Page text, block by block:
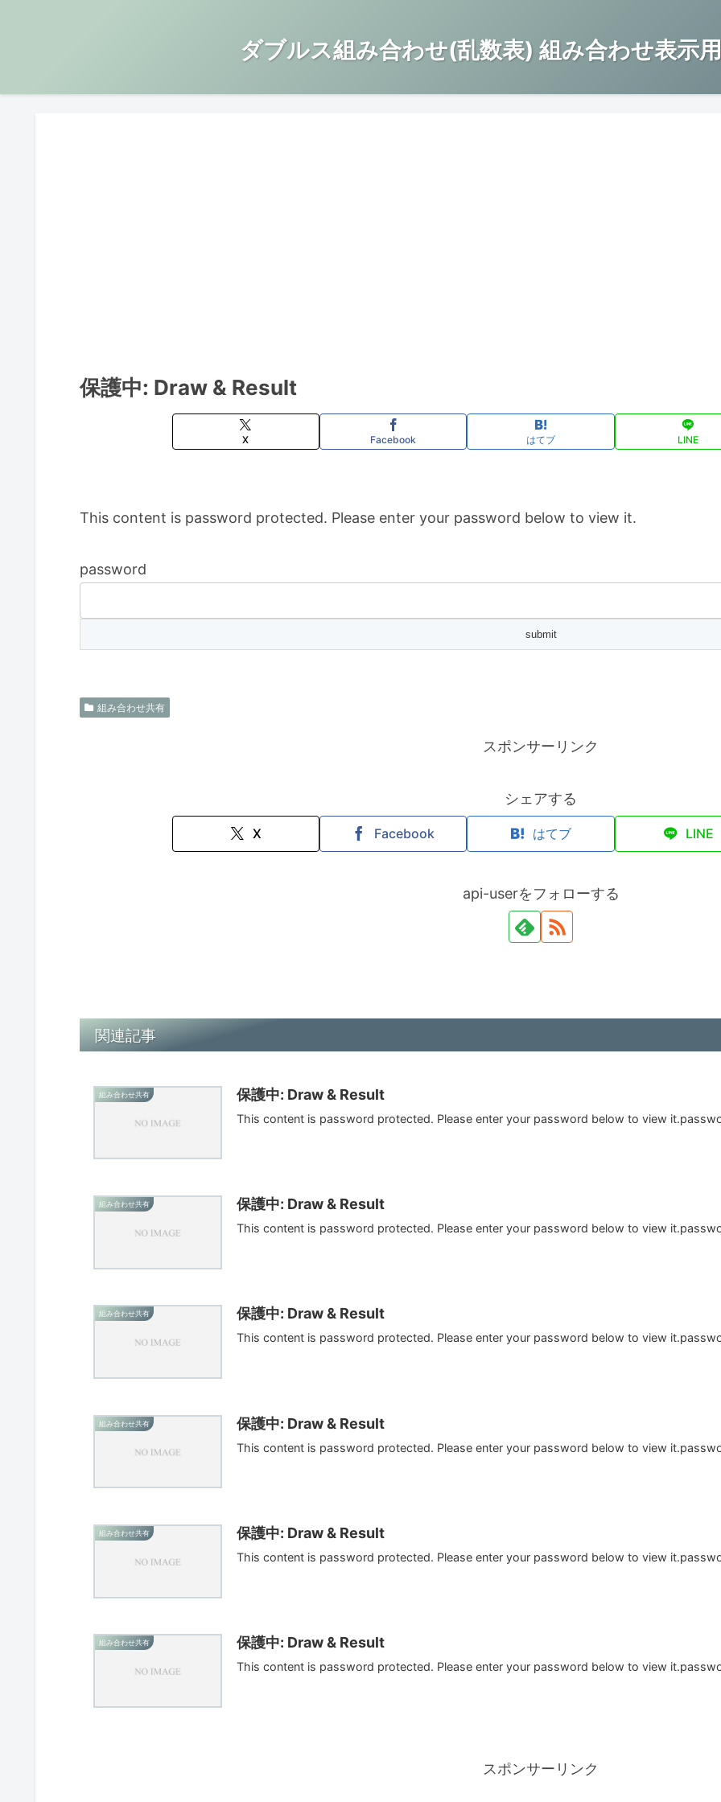
ダブルス組み合わせ(乱数表) 組み合わせ表示
保護中: Draw & Result
X Facebook はてブ LINE
This content is password protected. Please enter your password below to view it.
password
組み合わせ共有
スポンサーリンク
シェアする
X Facebook はてブ LINE
api-userをフォローする
関連記事
組み合わせ共有 保護中: Draw & Result
This content is password protected. Please enter your password below to view
組み合わせ共有 保護中: Draw & Result
This content is password protected. Please enter your password below to view
組み合わせ共有 保護中: Draw & Result
This content is password protected. Please enter your password below to view
組み合わせ共有 保護中: Draw & Result
This content is password protected. Please enter your password below to view
組み合わせ共有 保護中: Draw & Result
This content is password protected. Please enter your password below to view
組み合わせ共有 保護中: Draw & Result
This content is password protected. Please enter your password below to view
スポンサーリンク